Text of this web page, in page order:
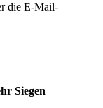
die E-Mail-
Siegen